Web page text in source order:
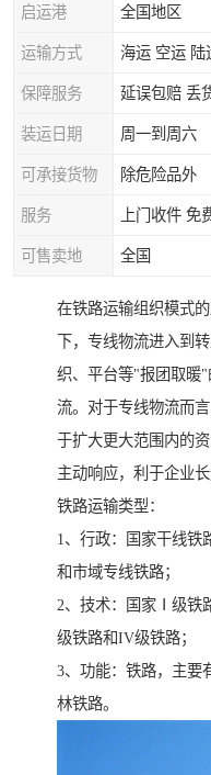
启运港 全国地区
运输方式 海运 空运 陆
保障服务 延误包赔 丢
装运日期 周一到周六
可承接货物 除危险品外
服务 上门收件 免
可售卖地 全国
在铁路运输组织模式
下，专线物流进入到
织、平台等"报团取暖
流。对于专线物流而
于扩大更大范围内的
主动响应，利于企业长
铁路运输类型：
1、行政：国家干线铁
和市域专线铁路；
2、技术：国家Ⅰ级铁
级铁路和IV级铁路；
3、功能：铁路，主要
林铁路。